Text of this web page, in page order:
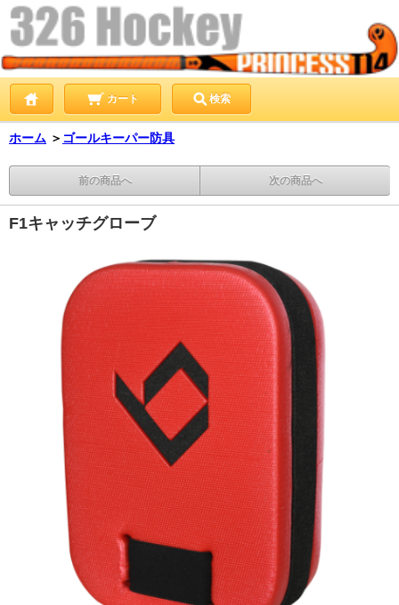
カート 検索
ホーム ＞ ゴールキーパー防具
前の商品へ 次の商品へ
F1キャッチグローブ